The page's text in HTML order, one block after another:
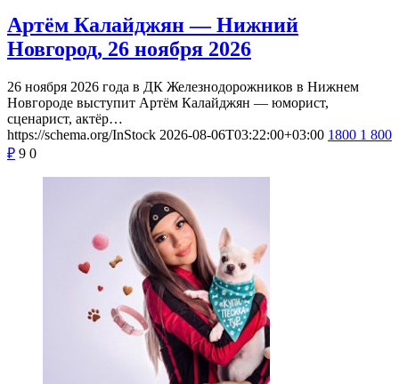
Артём Калайджян — Нижний
Новгород, 26 ноября 2026
26 ноября 2026 года в ДК Железнодорожников в Нижнем
Новгороде выступит Артём Калайджян — юморист,
сценарист, актёр…
https://schema.org/InStock 2026-08-06T03:22:00+03:00 1800 1 800
₽ 9 0